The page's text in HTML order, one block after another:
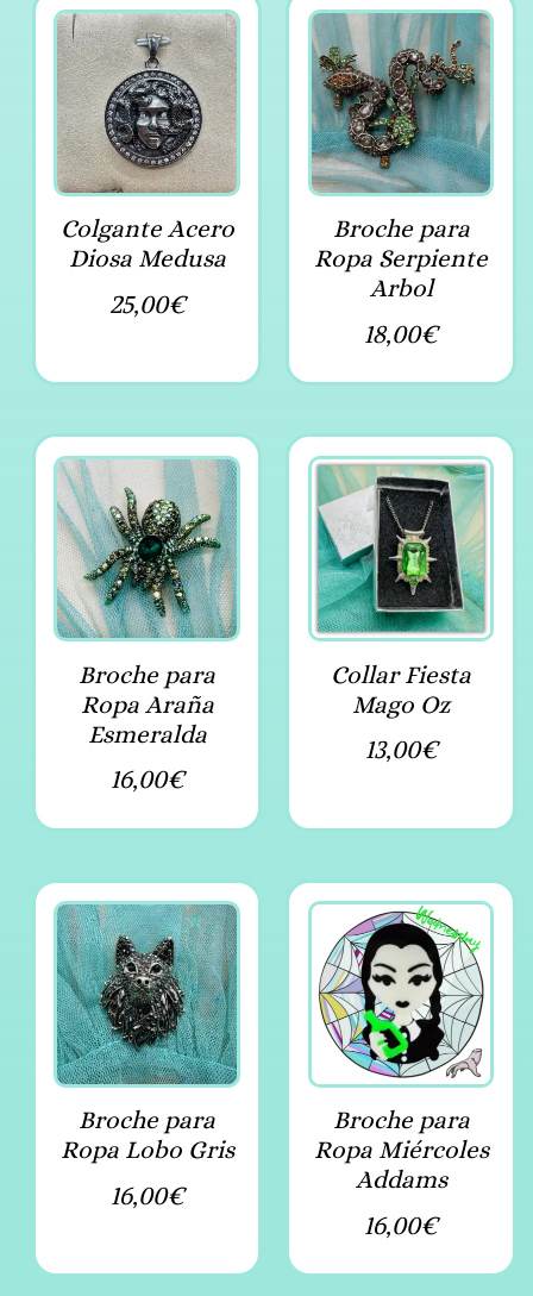
Colgante Acero
Diosa Medusa
25,00€
Broche para
Ropa Serpiente
Arbol
18,00€
Broche para
Ropa Araña
Esmeralda
16,00€
Collar Fiesta
Mago Oz
13,00€
Broche para
Ropa Lobo Gris
16,00€
Broche para
Ropa Miércoles
Addams
16,00€